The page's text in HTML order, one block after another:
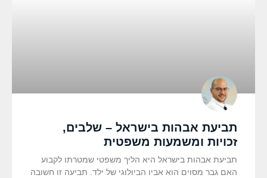
תביעת אבהות בישראל – שלבים,
זכויות ומשמעות משפטית
תביעת אבהות בישראל היא הליך משפטי שמטרתו לקבוע
האם גבר מסוים הוא אביו הביולוגי של ילד. תביעה זו חשובה